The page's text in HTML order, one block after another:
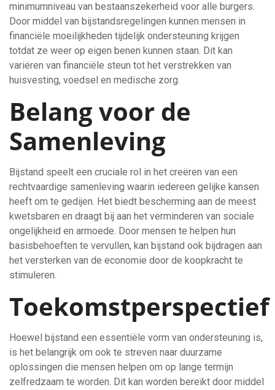
minimumniveau van bestaanszekerheid voor alle burgers.
Door middel van bijstandsregelingen kunnen mensen in
financiële moeilijkheden tijdelijk ondersteuning krijgen
totdat ze weer op eigen benen kunnen staan. Dit kan
variëren van financiële steun tot het verstrekken van
huisvesting, voedsel en medische zorg.
Belang voor de
Samenleving
Bijstand speelt een cruciale rol in het creëren van een
rechtvaardige samenleving waarin iedereen gelijke kansen
heeft om te gedijen. Het biedt bescherming aan de meest
kwetsbaren en draagt bij aan het verminderen van sociale
ongelijkheid en armoede. Door mensen te helpen hun
basisbehoeften te vervullen, kan bijstand ook bijdragen aan
het versterken van de economie door de koopkracht te
stimuleren.
Toekomstperspectief
Hoewel bijstand een essentiële vorm van ondersteuning is,
is het belangrijk om ook te streven naar duurzame
oplossingen die mensen helpen om op lange termijn
zelfredzaam te worden. Dit kan worden bereikt door middel